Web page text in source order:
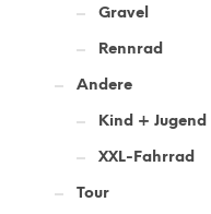
Gravel
Rennrad
Andere
Kind + Jugend
XXL-Fahrrad
Tour